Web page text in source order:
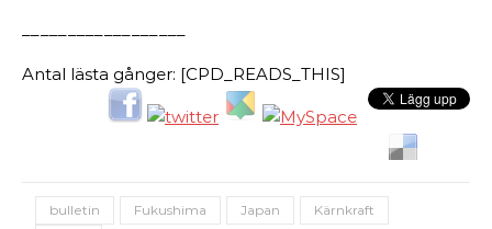
Antal lästa gånger: [CPD_READS_THIS]
bulletin Fukushima Japan
Kärnkraft